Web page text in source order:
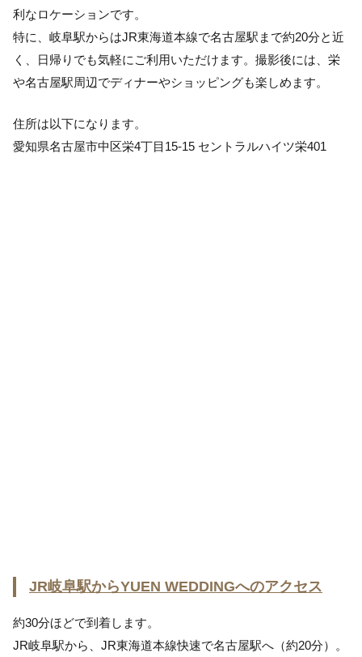
利なロケーションです。
特に、岐阜駅からはJR東海道本線で名古屋駅まで約20分と近
く、日帰りでも気軽にご利用いただけます。撮影後には、栄
や名古屋駅周辺でディナーやショッピングも楽しめます。
住所は以下になります。
愛知県名古屋市中区栄4丁目15-15 セントラルハイツ栄401
JR岐阜駅からYUEN WEDDINGへのアクセス
約30分ほどで到着します。
JR岐阜駅から、JR東海道本線快速で名古屋駅へ（約20分）。